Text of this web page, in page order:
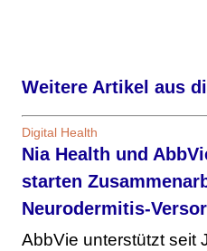
Weitere Artikel aus
Digital Health
Nia Health und
starten
Neurodermitis-
AbbVie unterstützt seit